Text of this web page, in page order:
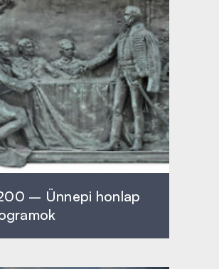
– Ünnepi honlap